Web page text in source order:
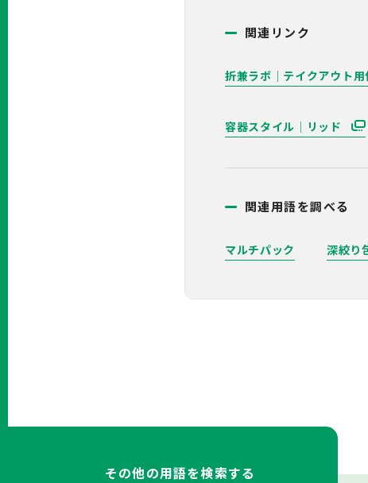
関連リンク
折兼ラボ｜テイクアウト
容器スタイル｜リッド
関連用語を調べる
マルチパック 深絞り
その他の用語を検索する